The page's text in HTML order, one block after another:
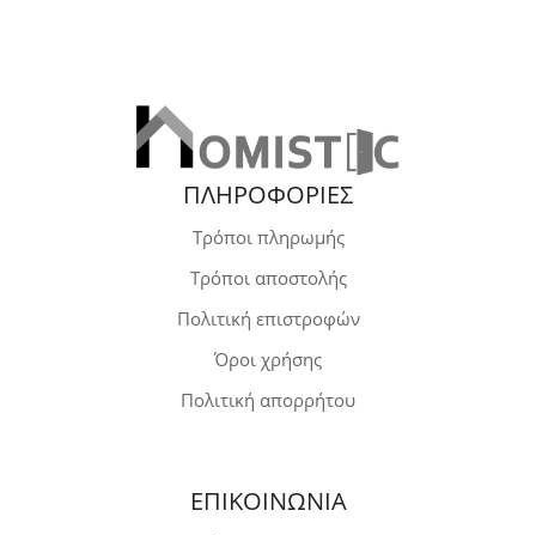
ΠΛΗΡΟΦΟΡΙΕΣ
Τρόποι πληρωμής
Τρόποι αποστολής
Πολιτική επιστροφών
Όροι χρήσης
Πολιτική απορρήτου
ΕΠΙΚΟΙΝΩΝΙΑ